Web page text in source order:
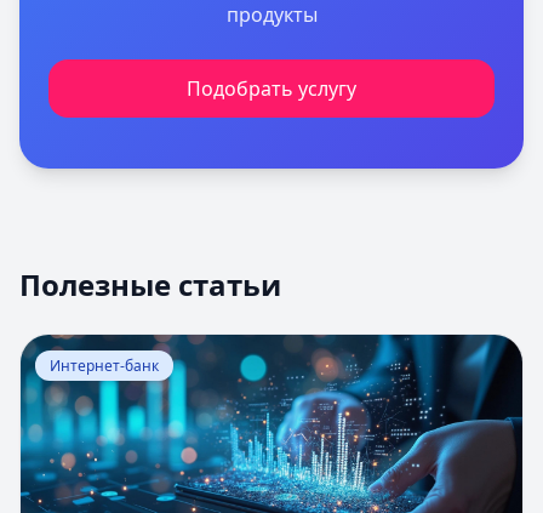
продукты
Подобрать услугу
Полезные статьи
Перейти к статье:Оценка вероятности банкротства
Интернет-банк